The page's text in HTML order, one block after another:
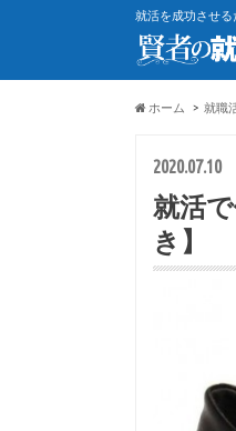
就活を成功させる
ホーム 就職
2020.07.10
就活
き】